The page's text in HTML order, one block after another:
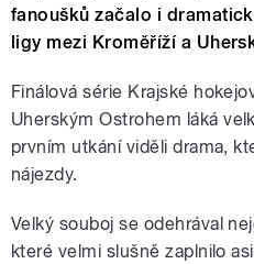
fanoušků začalo i
ligy mezi Kroměříží a
Finálová série Krajské
Uherským Ostrohem láká
prvním utkání viděli drama,
nájezdy.
Velký souboj se odehrával
které velmi slušně zaplnilo